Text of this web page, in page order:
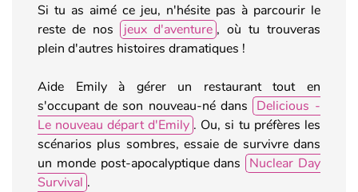
Si tu as aimé ce jeu, n'hésite pas à parcourir le
reste de nos
jeux d'aventure , où tu trouveras
plein d'autres histoires dramatiques !
Aide Emily à gérer un restaurant tout en
s'occupant de son nouveau-né dans Delicious -
Le nouveau départ d'Emily . Ou, si tu préfères les
scénarios plus sombres, essaie de survivre dans
un monde post-apocalyptique dans Nuclear Day
Survival .